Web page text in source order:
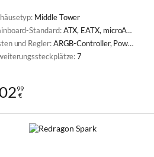
Middle Tower
Standard:ATX, EATX, microATX, Mini-ITX, SSI CEB
und Regler:ARGB-Controller, Power, Reset
7
99
€